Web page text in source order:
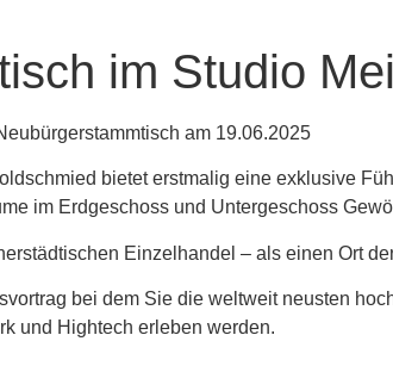
im Studio
am 19.06.2025
bietet erstmalig eine exklusive
im Erdgeschoss und Untergeschoss
Einzelhandel – als einen Ort
bei dem Sie die weltweit neusten
und Hightech erleben werden.